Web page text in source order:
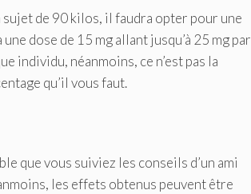
sujet de 90 kilos, il faudra opter pour une
dose de 15 mg allant jusqu’à 25 mg par
individu, néanmoins, ce n’est pas la
qu’il vous faut.
que vous suiviez les conseils d’un ami
les effets obtenus peuvent être